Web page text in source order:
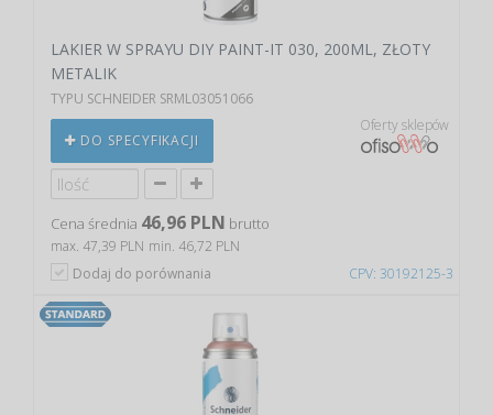
CPV: 30192125-3
LAKIER W SPRAYU DIY PAINT-IT 030, 200ML, ZŁOTY
METALIK
TYPU SCHNEIDER SRML03051066
DO SPECYFIKACJI
Oferty sklepów
Cena średnia 46,96 PLN brutto
max. 47,39 PLN min. 46,72 PLN
Dodaj do porównania